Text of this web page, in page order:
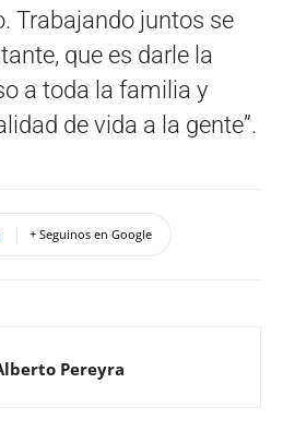
Trabajando juntos se
que es darle la
a toda la familia y
de vida a la gente”.
+ Seguinos en Google
Pereyra